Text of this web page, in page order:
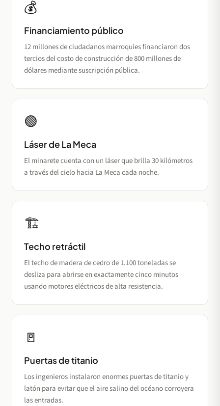
💰
Financiamiento público
12 millones de ciudadanos marroquíes financiaron dos
tercios del costo de construcción de 800 millones de
dólares mediante suscripción pública.
🟢
Láser de La Meca
El minarete cuenta con un láser que brilla 30 kilómetros
a través del cielo hacia La Meca cada noche.
🏗️
Techo retráctil
El techo de madera de cedro de 1.100 toneladas se
desliza para abrirse en exactamente cinco minutos
usando motores eléctricos de alta resistencia.
🚪
Puertas de titanio
Los ingenieros instalaron enormes puertas de titanio y
latón para evitar que el aire salino del océano corroyera
las entradas.